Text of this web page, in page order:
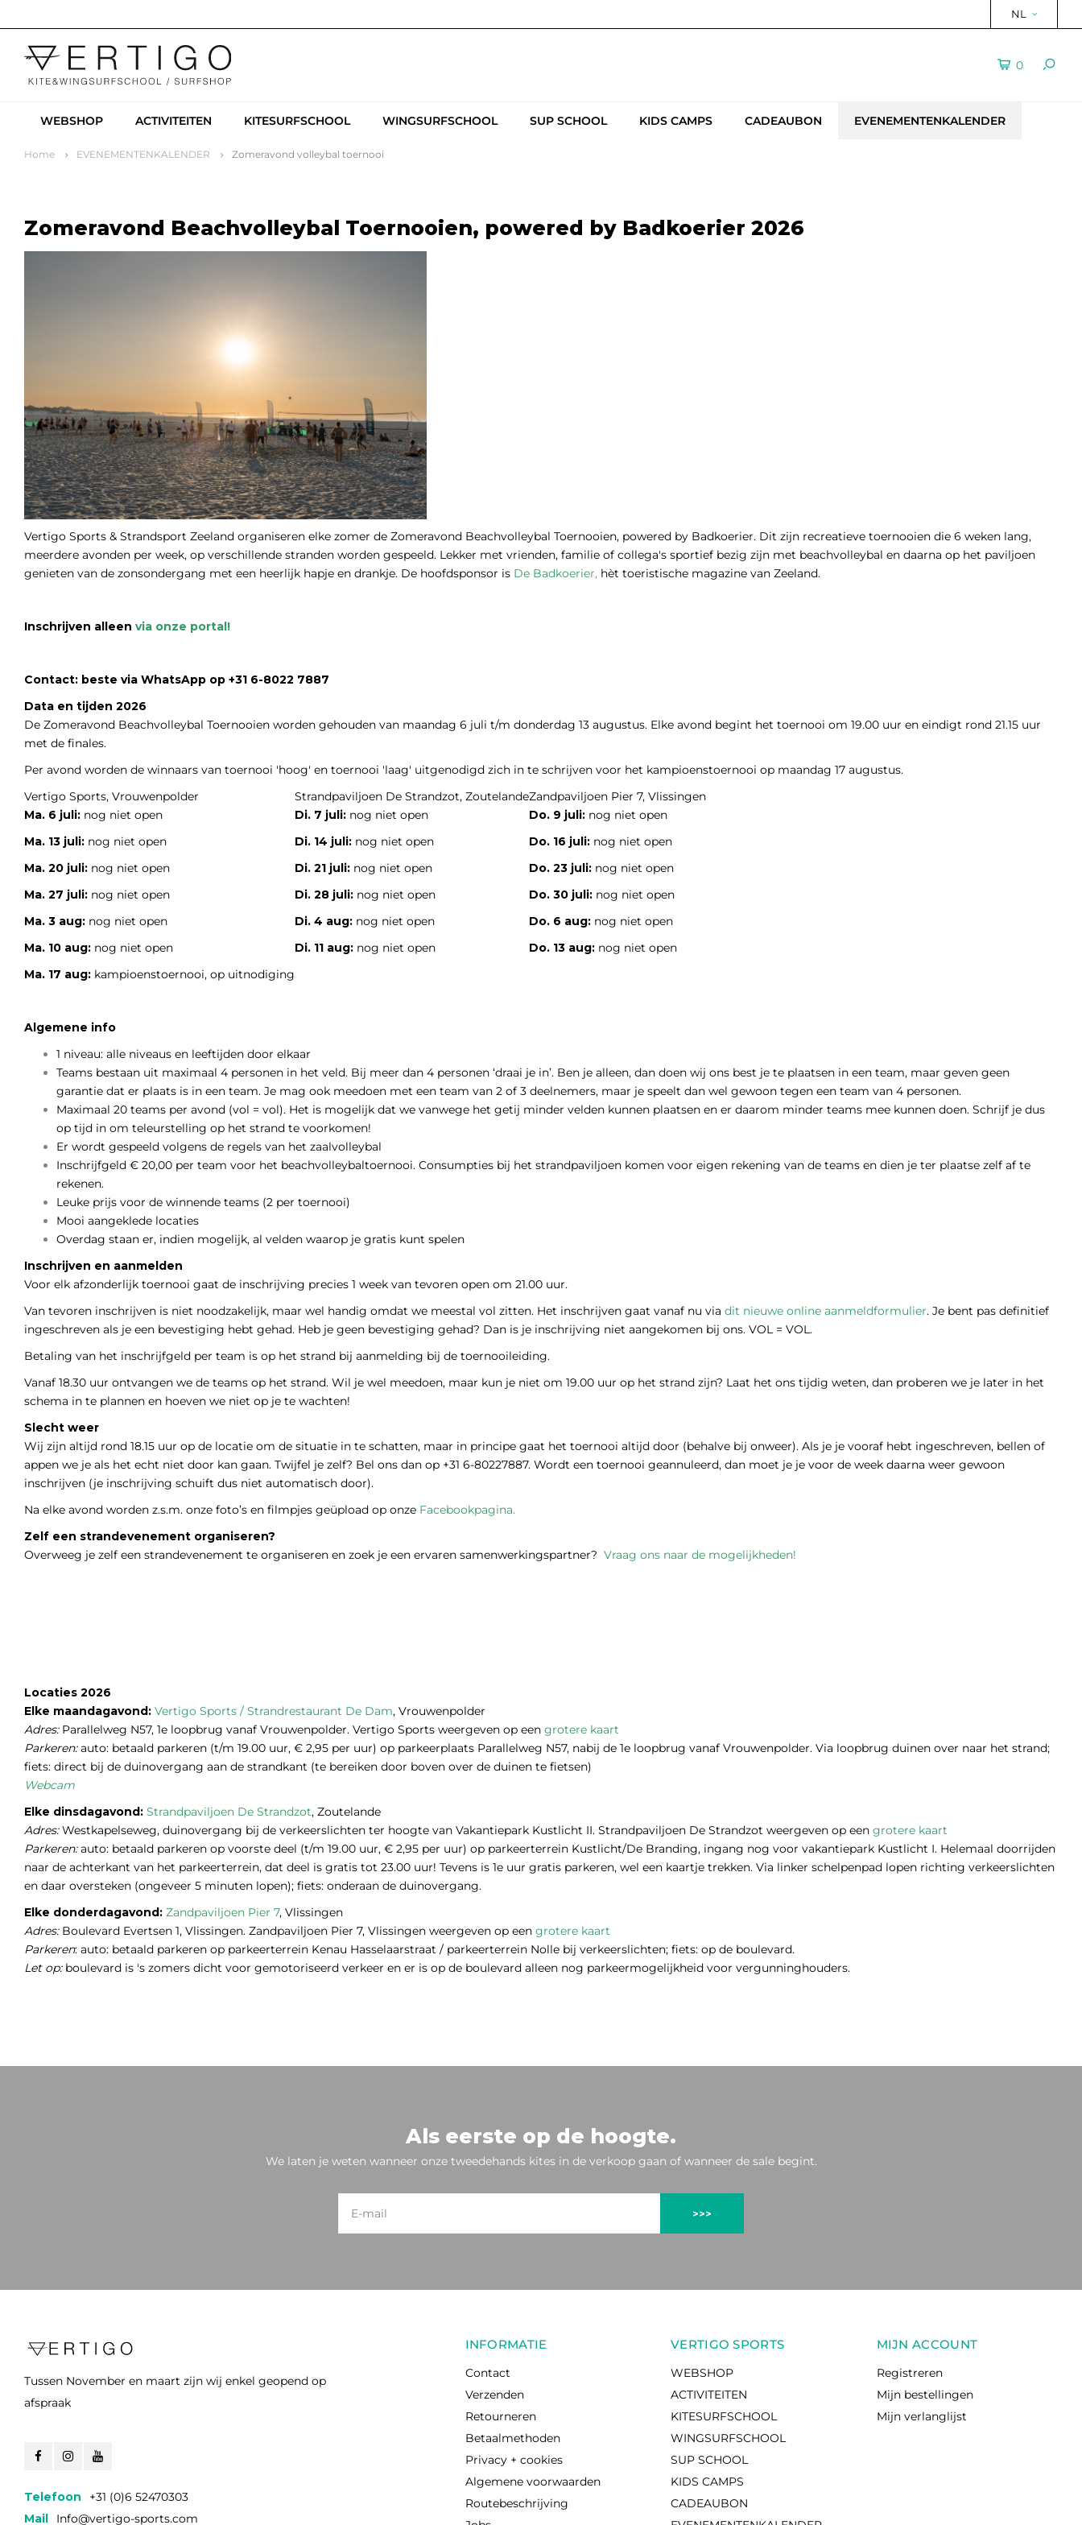
NL
0
WEBSHOP ACTIVITEITEN KITESURFSCHOOL WINGSURFSCHOOL SUP SCHOOL KIDS CAMPS CADEAUBON EVENEMENTENKALENDER
Home EVENEMENTENKALENDER Zomeravond volleybal toernooi
Zomeravond Beachvolleybal Toernooien, powered by Badkoerier 2026
Vertigo Sports & Strandsport Zeeland organiseren elke zomer de Zomeravond Beachvolleybal Toernooien, powered by Badkoerier. Dit zijn recreatieve toernooien die 6 weken lang,
meerdere avonden per week, op verschillende stranden worden gespeeld. Lekker met vrienden, familie of collega's sportief bezig zijn met beachvolleybal en daarna op het paviljoen
genieten van de zonsondergang met een heerlijk hapje en drankje. De hoofdsponsor is De Badkoerier, hèt toeristische magazine van Zeeland.
Inschrijven alleen via onze portal!
Contact: beste via WhatsApp op +31 6-8022 7887
Data en tijden 2026
De Zomeravond Beachvolleybal Toernooien worden gehouden van maandag 6 juli t/m donderdag 13 augustus. Elke avond begint het toernooi om 19.00 uur en eindigt rond 21.15 uur
met de finales.
Per avond worden de winnaars van toernooi 'hoog' en toernooi 'laag' uitgenodigd zich in te schrijven voor het kampioenstoernooi op maandag 17 augustus.
Vertigo Sports, Vrouwenpolder
Strandpaviljoen De Strandzot, ZoutelandeZandpaviljoen Pier 7, Vlissingen
Ma. 6 juli: nog niet open
Ma. 13 juli: nog niet open
Ma. 20 juli: nog niet open
Ma. 27 juli: nog niet open
Ma. 3 aug: nog niet open
Ma. 10 aug: nog niet open
Ma. 17 aug: kampioenstoernooi, op uitnodiging
Di. 7 juli: nog niet open
Di. 14 juli: nog niet open
Di. 21 juli: nog niet open
Di. 28 juli: nog niet open
Di. 4 aug: nog niet open
Di. 11 aug: nog niet open
Do. 9 juli: nog niet open
Do. 16 juli: nog niet open
Do. 23 juli: nog niet open
Do. 30 juli: nog niet open
Do. 6 aug: nog niet open
Do. 13 aug: nog niet open
Algemene info
1 niveau: alle niveaus en leeftijden door elkaar
Teams bestaan uit maximaal 4 personen in het veld. Bij meer dan 4 personen ‘draai je in’. Ben je alleen, dan doen wij ons best je te plaatsen in een team, maar geven geen
garantie dat er plaats is in een team. Je mag ook meedoen met een team van 2 of 3 deelnemers, maar je speelt dan wel gewoon tegen een team van 4 personen.
Maximaal 20 teams per avond (vol = vol). Het is mogelijk dat we vanwege het getij minder velden kunnen plaatsen en er daarom minder teams mee kunnen doen. Schrijf je dus
op tijd in om teleurstelling op het strand te voorkomen!
Er wordt gespeeld volgens de regels van het zaalvolleybal
Inschrijfgeld € 20,00 per team voor het beachvolleybaltoernooi. Consumpties bij het strandpaviljoen komen voor eigen rekening van de teams en dien je ter plaatse zelf af te
rekenen.
Leuke prijs voor de winnende teams (2 per toernooi)
Mooi aangeklede locaties
Overdag staan er, indien mogelijk, al velden waarop je gratis kunt spelen
Inschrijven en aanmelden
Voor elk afzonderlijk toernooi gaat de inschrijving precies 1 week van tevoren open om 21.00 uur.
Van tevoren inschrijven is niet noodzakelijk, maar wel handig omdat we meestal vol zitten. Het inschrijven gaat vanaf nu via dit nieuwe online aanmeldformulier. Je bent pas definitief
ingeschreven als je een bevestiging hebt gehad. Heb je geen bevestiging gehad? Dan is je inschrijving niet aangekomen bij ons. VOL = VOL.
Betaling van het inschrijfgeld per team is op het strand bij aanmelding bij de toernooileiding.
Vanaf 18.30 uur ontvangen we de teams op het strand. Wil je wel meedoen, maar kun je niet om 19.00 uur op het strand zijn? Laat het ons tijdig weten, dan proberen we je later in het
schema in te plannen en hoeven we niet op je te wachten!
Slecht weer
Wij zijn altijd rond 18.15 uur op de locatie om de situatie in te schatten, maar in principe gaat het toernooi altijd door (behalve bij onweer). Als je je vooraf hebt ingeschreven, bellen of
appen we je als het echt niet door kan gaan. Twijfel je zelf? Bel ons dan op +31 6-80227887. Wordt een toernooi geannuleerd, dan moet je je voor de week daarna weer gewoon
inschrijven (je inschrijving schuift dus niet automatisch door).
Na elke avond worden z.s.m. onze foto’s en filmpjes geüpload op onze Facebookpagina.
Zelf een strandevenement organiseren?
Overweeg je zelf een strandevenement te organiseren en zoek je een ervaren samenwerkingspartner? Vraag ons naar de mogelijkheden!
Locaties 2026
Elke maandagavond: Vertigo Sports / Strandrestaurant De Dam, Vrouwenpolder
Adres:Parallelweg N57, 1e loopbrug vanaf Vrouwenpolder. Vertigo Sports weergeven op een grotere kaart
Parkeren:auto: betaald parkeren (t/m 19.00 uur, € 2,95 per uur) op parkeerplaats Parallelweg N57, nabij de 1e loopbrug vanaf Vrouwenpolder. Via loopbrug duinen over naar het strand;
fiets: direct bij de duinovergang aan de strandkant (te bereiken door boven over de duinen te fietsen)
Webcam
Elke dinsdagavond: Strandpaviljoen De Strandzot, Zoutelande
Adres:Westkapelseweg, duinovergang bij de verkeerslichten ter hoogte van Vakantiepark Kustlicht II. Strandpaviljoen De Strandzot weergeven op een grotere kaart
Parkeren:auto: betaald parkeren op voorste deel (t/m 19.00 uur, € 2,95 per uur) op parkeerterrein Kustlicht/De Branding, ingang nog voor vakantiepark Kustlicht I. Helemaal doorrijden
naar de achterkant van het parkeerterrein, dat deel is gratis tot 23.00 uur! Tevens is 1e uur gratis parkeren, wel een kaartje trekken. Via linker schelpenpad lopen richting verkeerslichten
en daar oversteken (ongeveer 5 minuten lopen); fiets: onderaan de duinovergang.
Elke donderdagavond: Zandpaviljoen Pier 7, Vlissingen
Adres:Boulevard Evertsen 1, Vlissingen. Zandpaviljoen Pier 7, Vlissingen weergeven op een grotere kaart
Parkeren: auto: betaald parkeren op parkeerterrein Kenau Hasselaarstraat / parkeerterrein Nolle bij verkeerslichten; fiets: op de boulevard.
Let op: boulevard is 's zomers dicht voor gemotoriseerd verkeer en er is op de boulevard alleen nog parkeermogelijkheid voor vergunninghouders.
Als eerste op de hoogte.
We laten je weten wanneer onze tweedehands kites in de verkoop gaan of wanneer de sale begint.
>>>
Tussen November en maart zijn wij enkel geopend op
afspraak
Telefoon
+31 (0)6 52470303
Mail
Info@vertigo-sports.com
INFORMATIE
Contact
Verzenden
Retourneren
Betaalmethoden
Privacy + cookies
Algemene voorwaarden
Routebeschrijving
VERTIGO SPORTS
WEBSHOP
ACTIVITEITEN
KITESURFSCHOOL
WINGSURFSCHOOL
SUP SCHOOL
KIDS CAMPS
CADEAUBON
MIJN ACCOUNT
Registreren
Mijn bestellingen
Mijn verlanglijst